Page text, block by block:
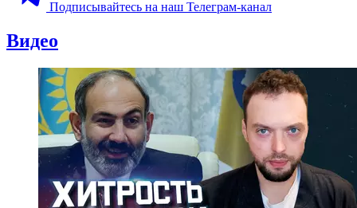
Подписывайтесь на наш Телеграм-канал
Видео